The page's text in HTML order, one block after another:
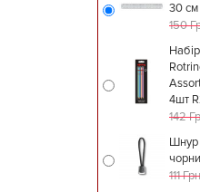
30
150
4шт
142
Шнур
111